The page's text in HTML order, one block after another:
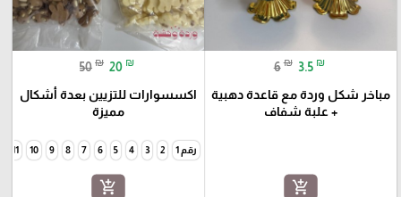
6 ₪ 3.5 ₪
مباخر شكل وردة مع قاعدة دهبية
+ علبة شفاف
add_shopping_cart
50 ₪ 20 ₪
اكسسوارات للتزيين بعدة أشكال
مميزة
رقم 1 2
3
4
5
6
7
8
9
10
11
add_shopping_cart